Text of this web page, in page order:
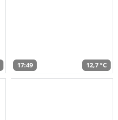
17:49 12,7 °C